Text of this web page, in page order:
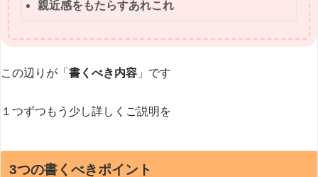
親近感をもたらすあれこれ
この辺りが「 書くべき内容 」です
１つずつもう少し詳しくご説明を
3つの書くべきポイント